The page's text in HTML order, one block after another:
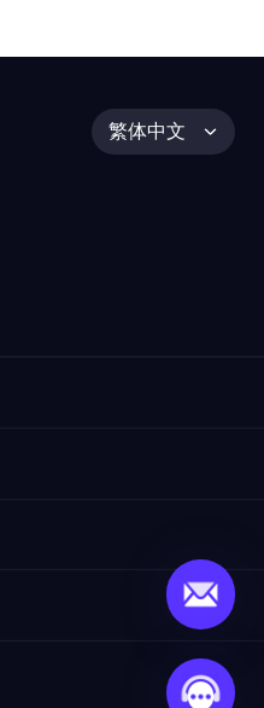
繁体中文